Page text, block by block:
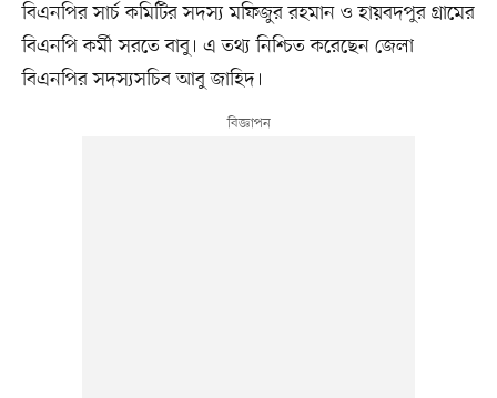
বিএনপির সার্চ কমিটির সদস্য মফিজুর রহমান ও হায়বদপুর গ্রামের
বিএনপি কর্মী সরতে বাবু। এ তথ্য নিশ্চিত করেছেন জেলা
বিএনপির সদস্যসচিব আবু জাহিদ।